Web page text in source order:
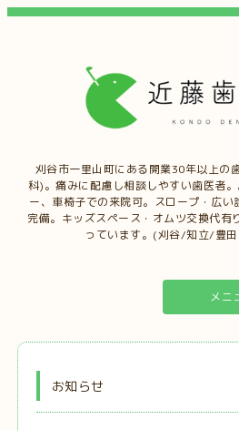
刈谷市一里山町にある開業30年以上の
科)。痛みに配慮し相談しやすい歯医者
ー、車椅子での来院可。スロープ・広
完備。キッズスペース・オムツ交換代有
っています。(刈谷/知立/豊
メニ
お知らせ